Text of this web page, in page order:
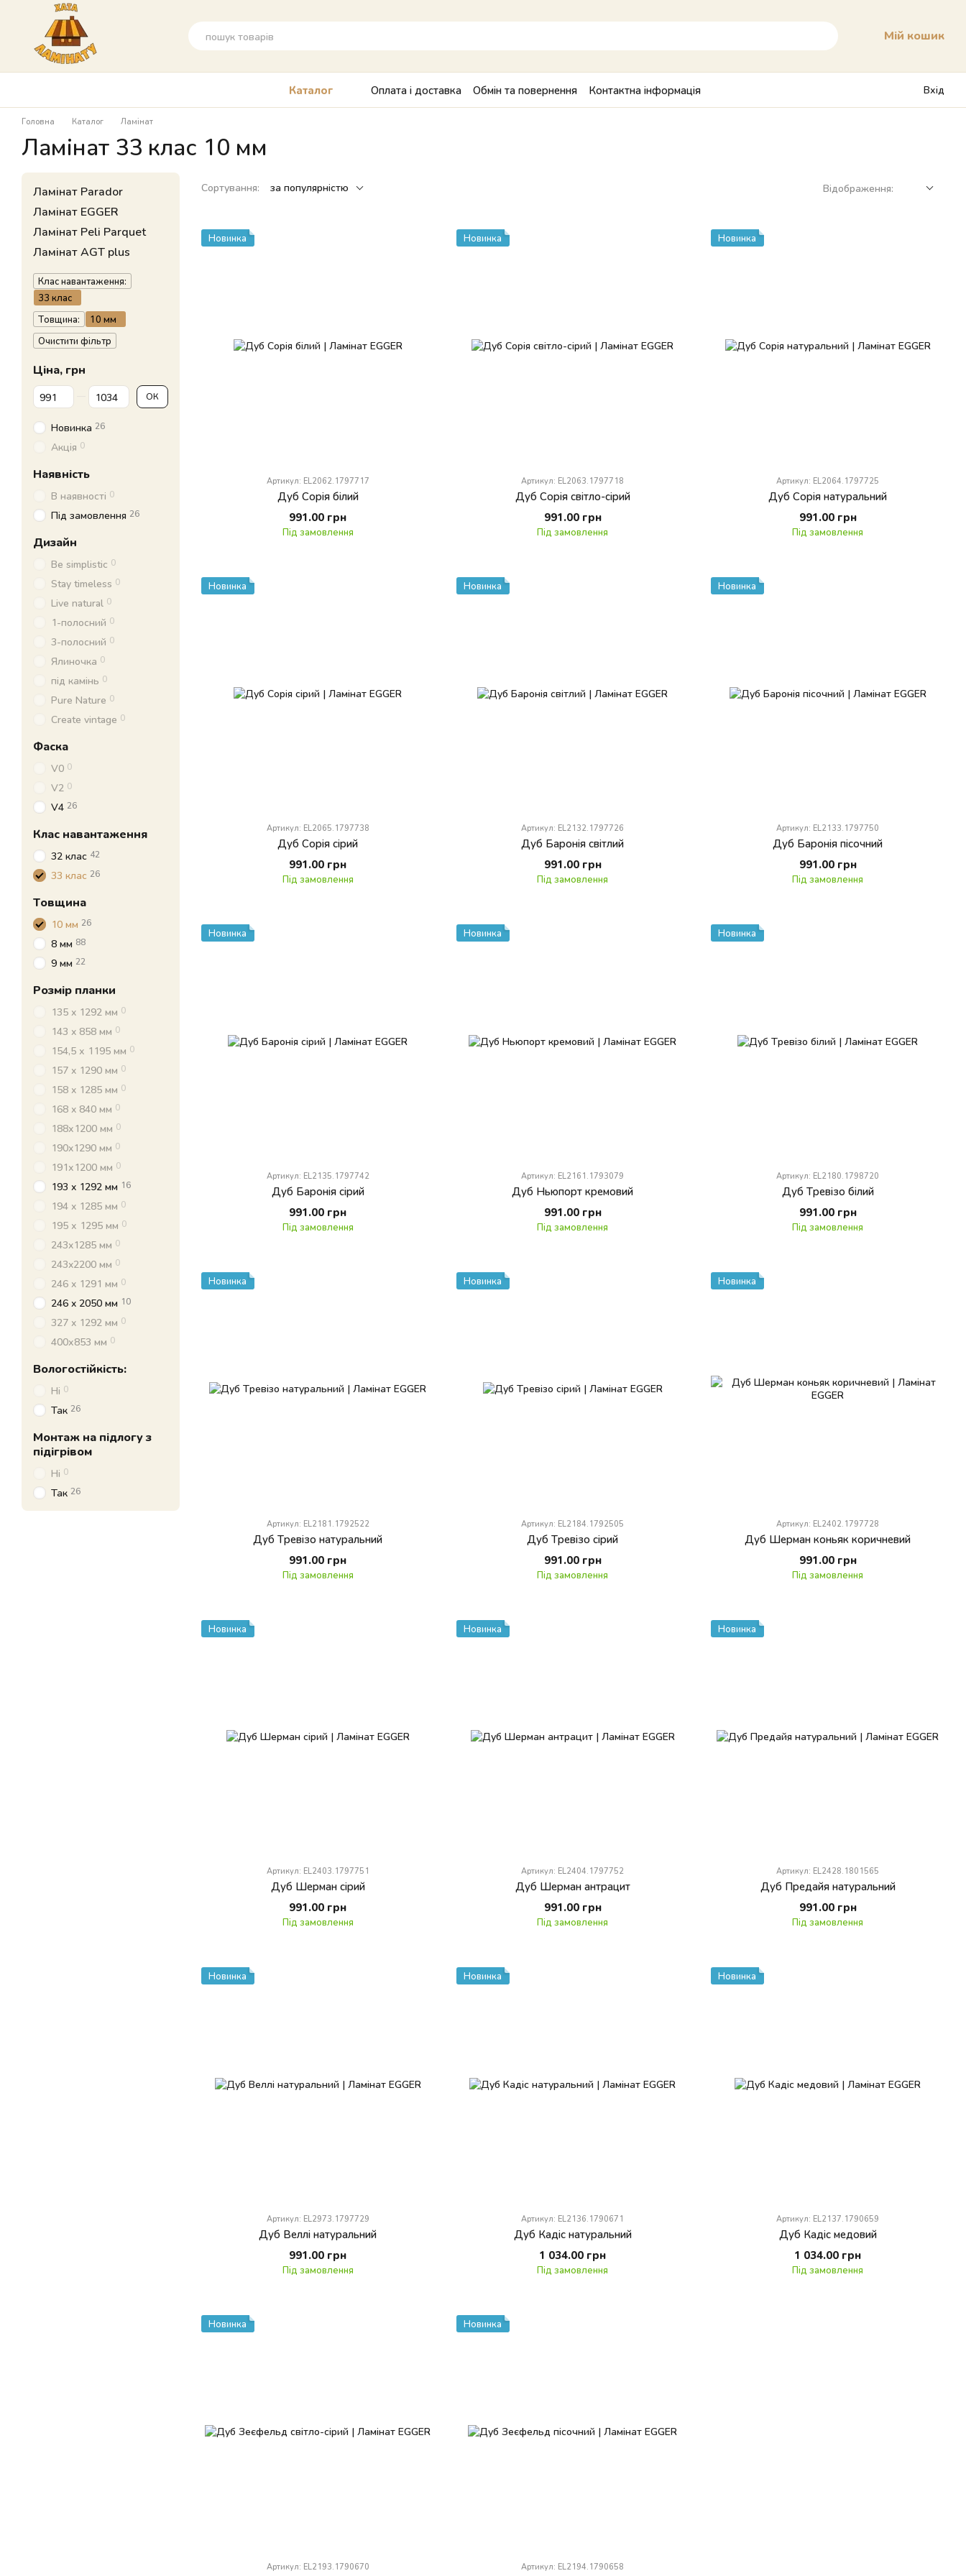
Перейти до основного контенту
Мій кошик
Каталог Оплата і доставка Обмін та повернення Контактна інформація Вхід
Головна Каталог Ламінат
Ламінат 33 клас 10 мм
Сортування: за популярністю Відображення:
Новинка
Артикул: EL2062.1797717
Дуб Сорія білий
991.00 грн
Під замовлення
Новинка
Артикул: EL2063.1797718
Дуб Сорія світло-сірий
991.00 грн
Під замовлення
Новинка
Артикул: EL2064.1797725
Дуб Сорія натуральний
991.00 грн
Під замовлення
Новинка
Артикул: EL2065.1797738
Дуб Сорія сірий
991.00 грн
Під замовлення
Новинка
Артикул: EL2132.1797726
Дуб Баронія світлий
991.00 грн
Під замовлення
Новинка
Артикул: EL2133.1797750
Дуб Баронія пісочний
991.00 грн
Під замовлення
Новинка
Артикул: EL2135.1797742
Дуб Баронія сірий
991.00 грн
Під замовлення
Новинка
Артикул: EL2161.1793079
Дуб Ньюпорт кремовий
991.00 грн
Під замовлення
Новинка
Артикул: EL2180.1798720
Дуб Тревізо білий
991.00 грн
Під замовлення
Новинка
Артикул: EL2181.1792522
Дуб Тревізо натуральний
991.00 грн
Під замовлення
Новинка
Артикул: EL2184.1792505
Дуб Тревізо сірий
991.00 грн
Під замовлення
Новинка
Артикул: EL2402.1797728
Дуб Шерман коньяк коричневий
991.00 грн
Під замовлення
Новинка
Артикул: EL2403.1797751
Дуб Шерман сірий
991.00 грн
Під замовлення
Новинка
Артикул: EL2404.1797752
Дуб Шерман антрацит
991.00 грн
Під замовлення
Новинка
Артикул: EL2428.1801565
Дуб Предайя натуральний
991.00 грн
Під замовлення
Новинка
Артикул: EL2973.1797729
Дуб Веллі натуральний
991.00 грн
Під замовлення
Новинка
Артикул: EL2136.1790671
Дуб Кадіс натуральний
1 034.00 грн
Під замовлення
Новинка
Артикул: EL2137.1790659
Дуб Кадіс медовий
1 034.00 грн
Під замовлення
Новинка
Артикул: EL2193.1790670
Новинка
Артикул: EL2194.1790658
Ламінат Parador
Ламінат EGGER
Ламінат Peli Parquet
Ламінат AGT plus
Клас навантаження:
33 клас
Товщина:
10 мм
Очистити фільтр
Ціна, грн
Від Ціна, грн
До Ціна, грн ОК
Новинка 26
Акція 0
Наявність
В наявності 0
Під замовлення 26
Дизайн
Be simplistic 0
Stay timeless 0
Live natural 0
1-полосний 0
3-полосний 0
Ялиночка 0
під камінь 0
Pure Nature 0
Create vintage 0
Фаска
V0 0
V2 0
V4 26
Клас навантаження
32 клас 42
33 клас 26
Товщина
10 мм 26
8 мм 88
9 мм 22
Розмір планки
135 x 1292 мм 0
143 x 858 мм 0
154,5 х 1195 мм 0
157 x 1290 мм 0
158 x 1285 мм 0
168 x 840 мм 0
188х1200 мм 0
190x1290 мм 0
191х1200 мм 0
193 x 1292 мм 16
194 x 1285 мм 0
195 х 1295 мм 0
243x1285 мм 0
243x2200 мм 0
246 x 1291 мм 0
246 x 2050 мм 10
327 x 1292 мм 0
400х853 мм 0
Вологостійкість:
Ні 0
Так 26
Монтаж на підлогу з
підігрівом
Ні 0
Так 26